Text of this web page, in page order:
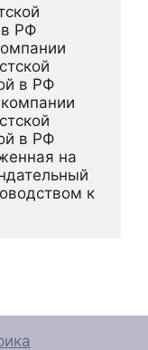
в РФ
в РФ
в РФ
на
к